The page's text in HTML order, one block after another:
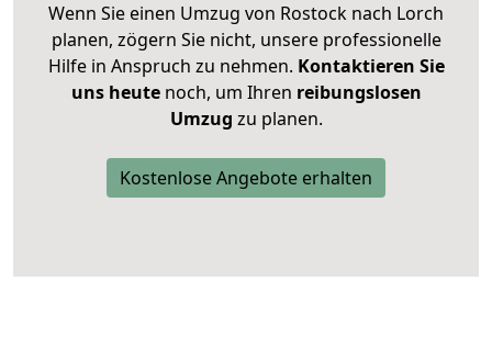
Wenn Sie einen Umzug von Rostock nach Lorch
planen, zögern Sie nicht, unsere professionelle
Hilfe in Anspruch zu nehmen. Kontaktieren Sie
uns heutenoch, um Ihren reibungslosen
Umzug zu planen.
Kostenlose Angebote erhalten